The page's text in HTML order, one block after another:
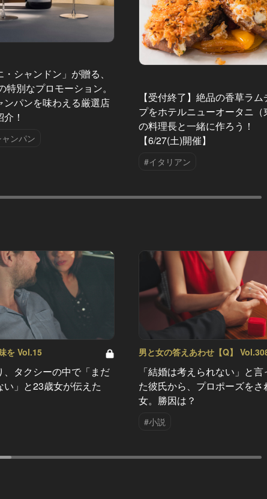
シャンドン」が贈る、
特別なプロモーション。
ンパンを味わえる厳選店
！
ンパン
【受付終了】絶品の香草ラム
プをホテルニューオータニ（
の料理長と一緒に作ろう！
【6/27(土)開催】
#イタリアン
を Vol.15
、タクシーの中で「まだ
い」と23歳女が伝えた
男と女の答えあわせ【Q】
「結婚は考えられない」と言
た彼氏から、プロポーズをさ
女。勝因は？
#小説